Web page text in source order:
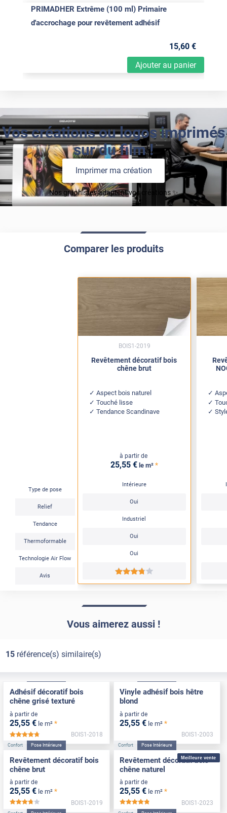
PRIMADHER Extrême (100 ml) Primaire
d'accrochage pour revêtement adhésif
Ajouter au panier
15,60 €
Vos créations ou logos imprimés
sur du film !
Imprimer ma création
Nos graphistes adaptent vos créations ✨
Comparer les produits
Type de pose
Relief
Tendance
Thermoformable
Technologie Air Flow
Avis
Revêtement décoratif bois
chêne brut
Aspect bois naturel
Touché lisse
Tendance Scandinave
à partir de
25,55 € le m² *
Intérieure
Oui
Industriel
Oui
Oui
*****
BOIS1-2019
Vous aimerez aussi !
15référence(s) similaire(s)
Adhésif décoratif bois
chêne grisé texturé
à partir de
25,55 € le m² *
*****
BOIS1-2018
Vinyle adhésif bois hêtre
blond
à partir de
25,55 € le m² *
BOIS1-2003
Confort Pose Intérieure
Revêtement décoratif bois
chêne brut
à partir de
25,55 € le m² *
*****
BOIS1-2019
Meilleure vente
Confort Pose Intérieure
Revêtement décoratif bois
chêne naturel
à partir de
25,55 € le m² *
BOIS1-2023